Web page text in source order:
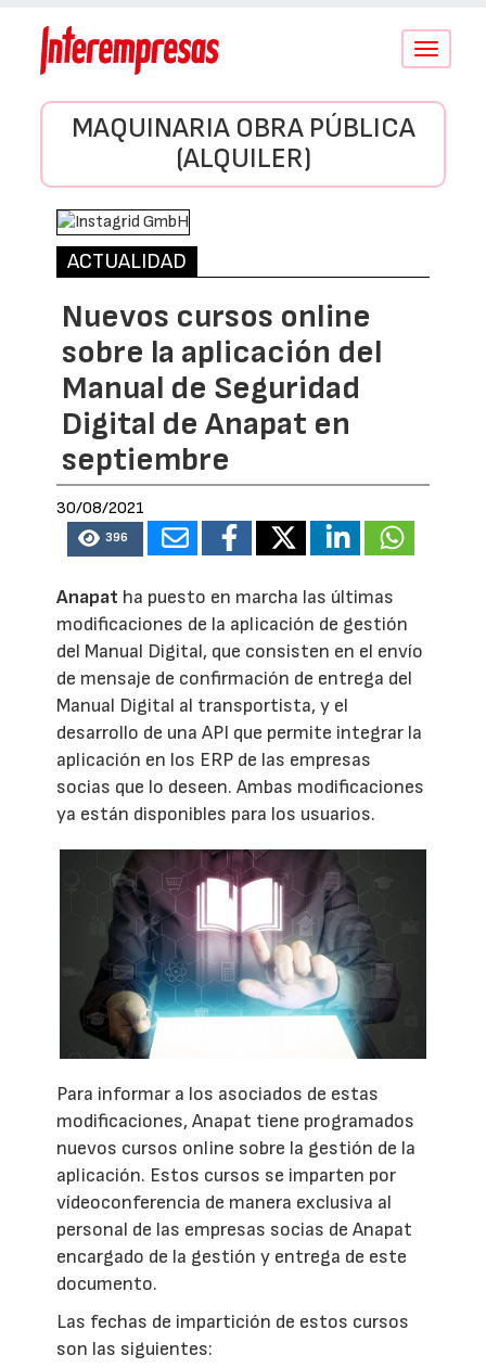
Conmutar
MAQUINARIA OBRA PÚBLICA
(ALQUILER)
ACTUALIDAD
Nuevos cursos online
sobre la aplicación del
Manual de Seguridad
Digital de Anapat en
septiembre
30/08/2021
396
Anapat ha puesto en marcha las últimas
modificaciones de la aplicación de gestión
del Manual Digital, que consisten en el envío
de mensaje de confirmación de entrega del
Manual Digital al transportista, y el
desarrollo de una API que permite integrar la
aplicación en los ERP de las empresas
socias que lo deseen. Ambas modificaciones
ya están disponibles para los usuarios.
Para informar a los asociados de estas
modificaciones, Anapat tiene programados
nuevos cursos online sobre la gestión de la
aplicación. Estos cursos se imparten por
vídeoconferencia de manera exclusiva al
personal de las empresas socias de Anapat
encargado de la gestión y entrega de este
documento.
Las fechas de impartición de estos cursos
son las siguientes: